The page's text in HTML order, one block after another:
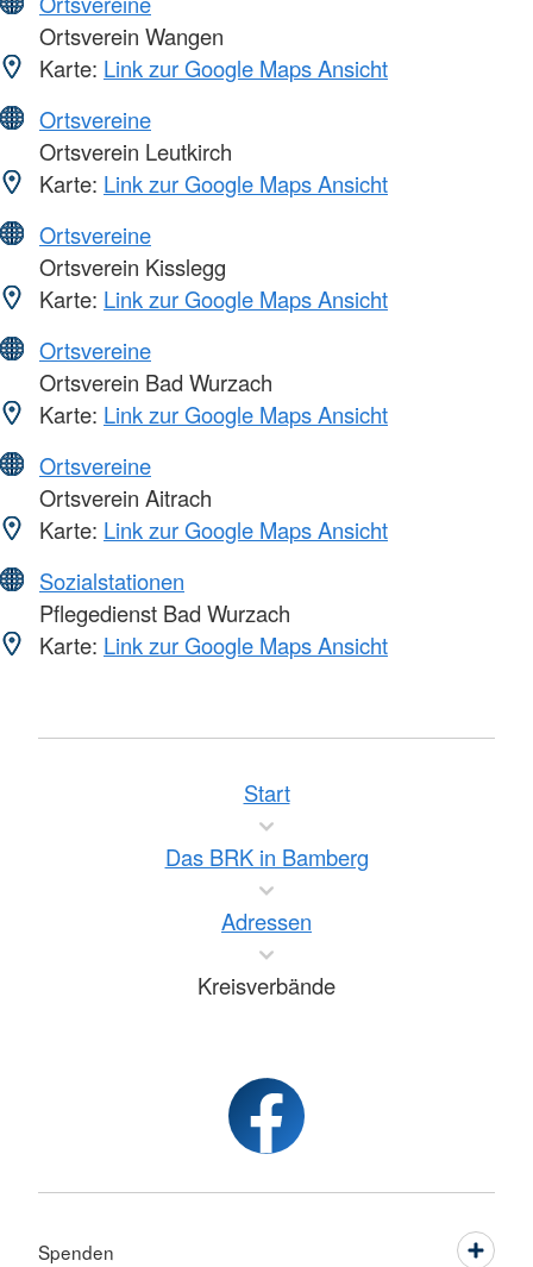
Ortsverein Wangen
Karte: Link zur Google Maps Ansicht
Ortsvereine
Ortsverein Leutkirch
Karte: Link zur Google Maps Ansicht
Ortsvereine
Ortsverein Kisslegg
Karte: Link zur Google Maps Ansicht
Ortsvereine
Ortsverein Bad Wurzach
Karte: Link zur Google Maps Ansicht
Ortsvereine
Ortsverein Aitrach
Karte: Link zur Google Maps Ansicht
Sozialstationen
Pflegedienst Bad Wurzach
Karte: Link zur Google Maps Ansicht
Start
Das BRK in Bamberg
Adressen
Kreisverbände
Spenden